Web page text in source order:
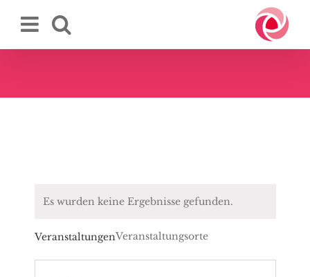
Inhalt
Es wurden keine Ergebnisse gefunden.
VeranstaltungenVeranstaltungsorte